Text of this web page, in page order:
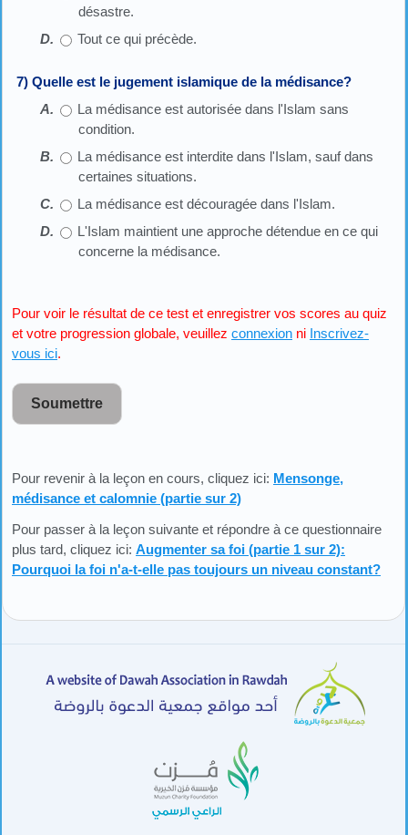
désastre.
Tout ce qui précède.
7) Quelle est le jugement islamique de la médisance?
La médisance est autorisée dans l'Islam sans
condition.
La médisance est interdite dans l'Islam, sauf dans
certaines situations.
La médisance est découragée dans l'Islam.
L'Islam maintient une approche détendue en ce qui
concerne la médisance.
Pour voir le résultat de ce test et enregistrer vos scores au quiz
et votre progression globale, veuillez connexion ni Inscrivez-
vous ici.
Soumettre
Pour revenir à la leçon en cours, cliquez ici: Mensonge,
médisance et calomnie (partie sur 2)
Pour passer à la leçon suivante et répondre à ce questionnaire
plus tard, cliquez ici: Augmenter sa foi (partie 1 sur 2):
Pourquoi la foi n'a-t-elle pas toujours un niveau constant?